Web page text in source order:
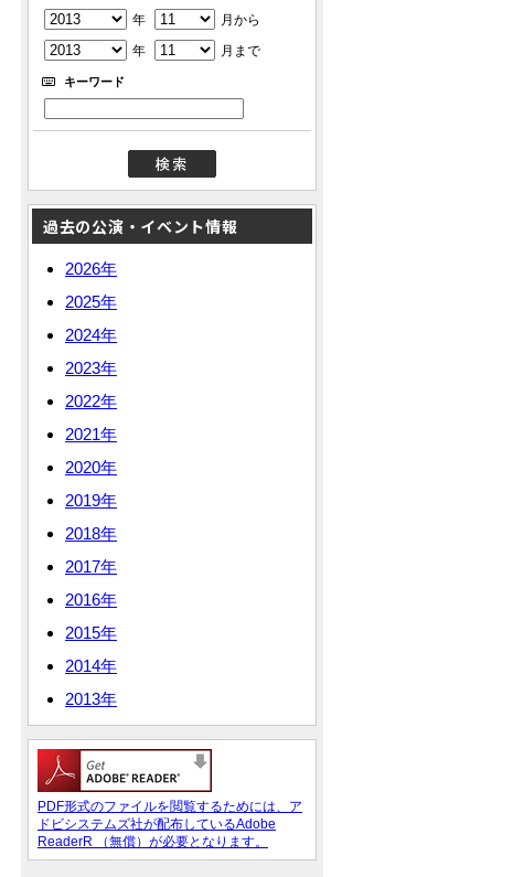
年
月から
年
月まで
キーワード
過去の公演・イベント情報
2026年
2025年
2024年
2023年
2022年
2021年
2020年
2019年
2018年
2017年
2016年
2015年
2014年
2013年
PDF形式のファイルを閲覧するためには、ア
ドビシステムズ社が配布しているAdobe
ReaderR （無償）が必要となります。